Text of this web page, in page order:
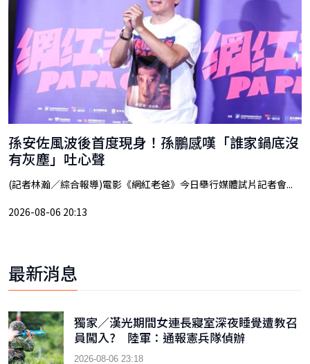
孫安佐風波後首度現身！孫鵬感嘆「誰家鍋底沒
有灰塵」吐心聲
(記者林瀚／綜合報導)電影《網紅老爸》今日舉行媒體試片記者會...
2026-08-06 20:13
最新消息
獨家／漢光期間女連長寢室深夜睡覺遭教召
員闖入? 陸軍：通報憲兵隊偵辦
2026-08-06 23:18